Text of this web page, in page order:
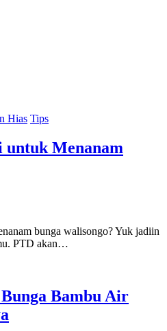
Hias Tips
Menanam
bunga walisongo? Yuk jadiin
PTD akan…
Bambu Air